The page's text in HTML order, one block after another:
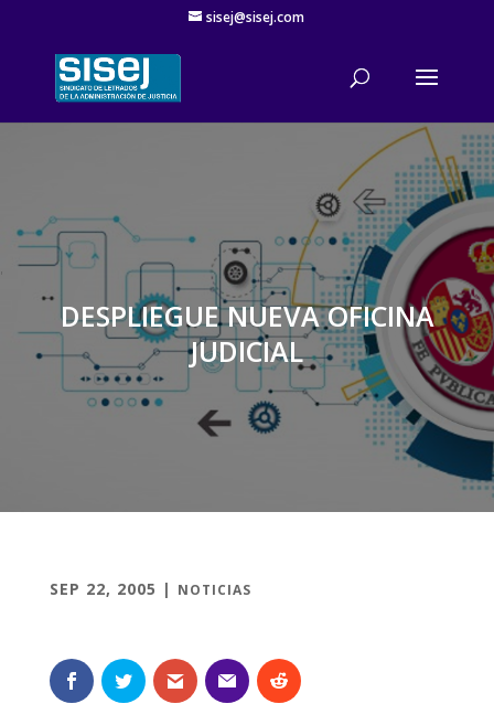
sisej@sisej.com
'
DESPLIEGUE NUEVA OFICINA
JUDICIAL
SEP 22, 2005 | NOTICIAS